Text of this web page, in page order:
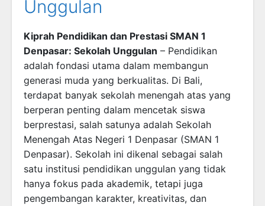
Unggulan
Kiprah Pendidikan dan Prestasi SMAN 1
Denpasar: Sekolah Unggulan – Pendidikan
adalah fondasi utama dalam membangun
generasi muda yang berkualitas. Di Bali,
terdapat banyak sekolah menengah atas yang
berperan penting dalam mencetak siswa
berprestasi, salah satunya adalah Sekolah
Menengah Atas Negeri 1 Denpasar (SMAN 1
Denpasar). Sekolah ini dikenal sebagai salah
satu institusi pendidikan unggulan yang tidak
hanya fokus pada akademik, tetapi juga
pengembangan karakter, kreativitas, dan